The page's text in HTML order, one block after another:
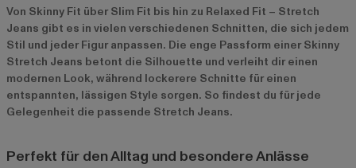
Von Skinny Fit über Slim Fit bis hin zu Relaxed Fit – Stretch
Jeans gibt es in vielen verschiedenen Schnitten, die sich jedem
Stil und jeder Figur anpassen. Die enge Passform einer Skinny
Stretch Jeans betont die Silhouette und verleiht dir einen
modernen Look, während lockerere Schnitte für einen
entspannten, lässigen Style sorgen. So findest du für jede
Gelegenheit die passende Stretch Jeans.
Perfekt für den Alltag und besondere Anlässe